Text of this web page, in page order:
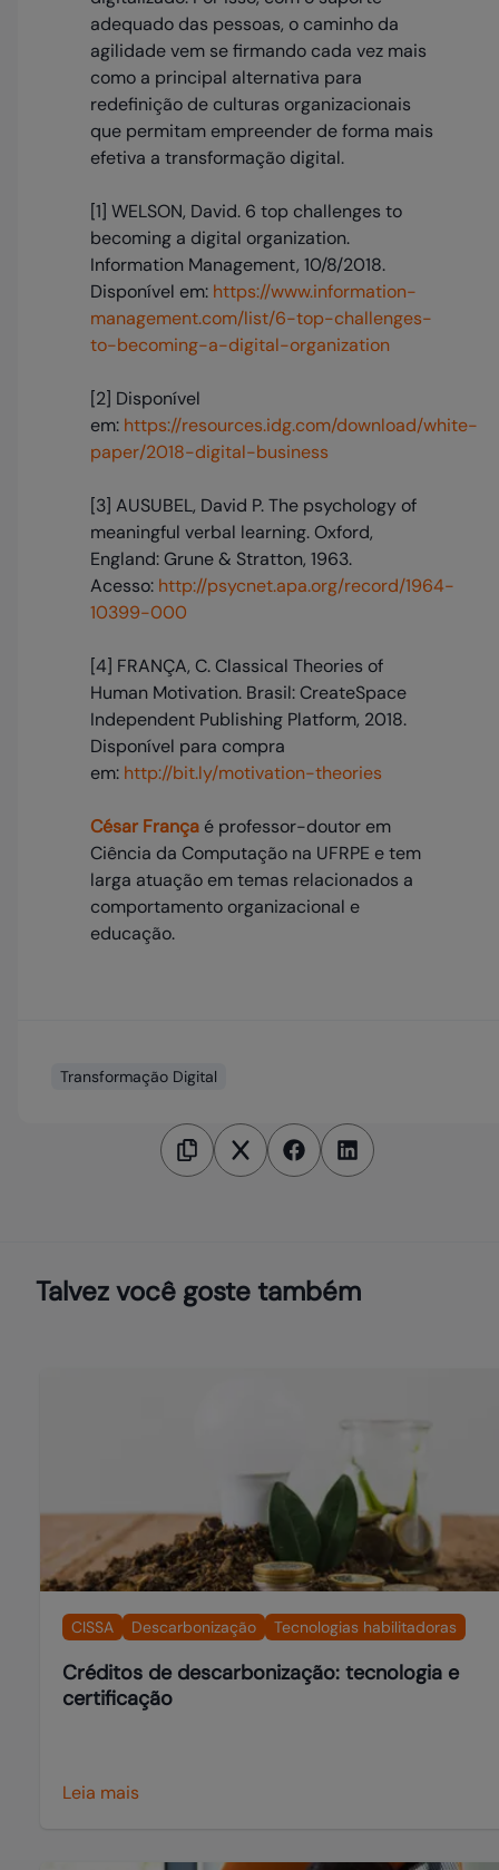
adequado das pessoas, o caminho da
agilidade vem se firmando cada vez mais
como a principal alternativa para
redefinição de culturas organizacionais
que permitam empreender de forma mais
efetiva a transformação digital.
[1] WELSON, David. 6 top challenges to
becoming a digital organization.
Information Management, 10/8/2018.
Disponível em: https://www.information-
management.com/list/6-top-challenges-
to-becoming-a-digital-organization
[2] Disponível
em: https://resources.idg.com/download/white-
paper/2018-digital-business
[3] AUSUBEL, David P. The psychology of
meaningful verbal learning. Oxford,
England: Grune & Stratton, 1963.
Acesso: http://psycnet.apa.org/record/1964-
10399-000
[4] FRANÇA, C. Classical Theories of
Human Motivation. Brasil: CreateSpace
Independent Publishing Platform, 2018.
Disponível para compra
em: http://bit.ly/motivation-theories
César França é professor-doutor em
Ciência da Computação na UFRPE e tem
larga atuação em temas relacionados a
comportamento organizacional e
educação.
Transformação Digital
Talvez você goste também
CISSA Descarbonização Tecnologias habilitadoras
Créditos de descarbonização: tecnologia e
certificação
Leia mais